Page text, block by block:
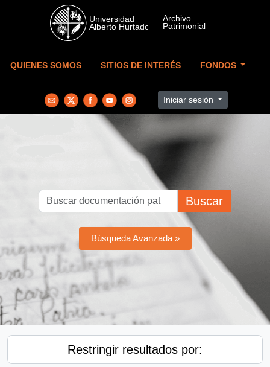
Skip to main content
QUIENES SOMOS SITIOS DE INTERÉS FONDOS
Iniciar sesión
Buscar
Búsqueda Avanzada »
Restringir resultados por: